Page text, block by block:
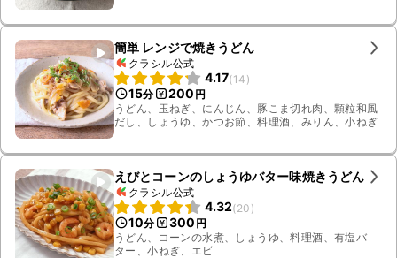
簡単 レンジで焼きうどん
クラシル公式
4.17(14 )
15分 200 円
うどん、玉ねぎ、にんじん、豚こま切れ肉、顆粒和風
だし、しょうゆ、かつお節、料理酒、みりん、小ねぎ
えびとコーンのしょうゆバター味焼きうどん
クラシル公式
4.32(20 )
10分 300 円
うどん、コーンの水煮、しょうゆ、料理酒、有塩バ
ター、小ねぎ、エビ